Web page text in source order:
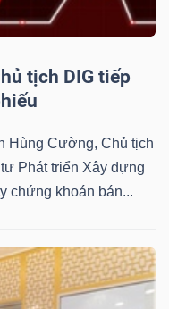
tịch DIG tiếp
Hùng Cường, Chủ tịch
Phát triển Xây dựng
chứng khoán bán...